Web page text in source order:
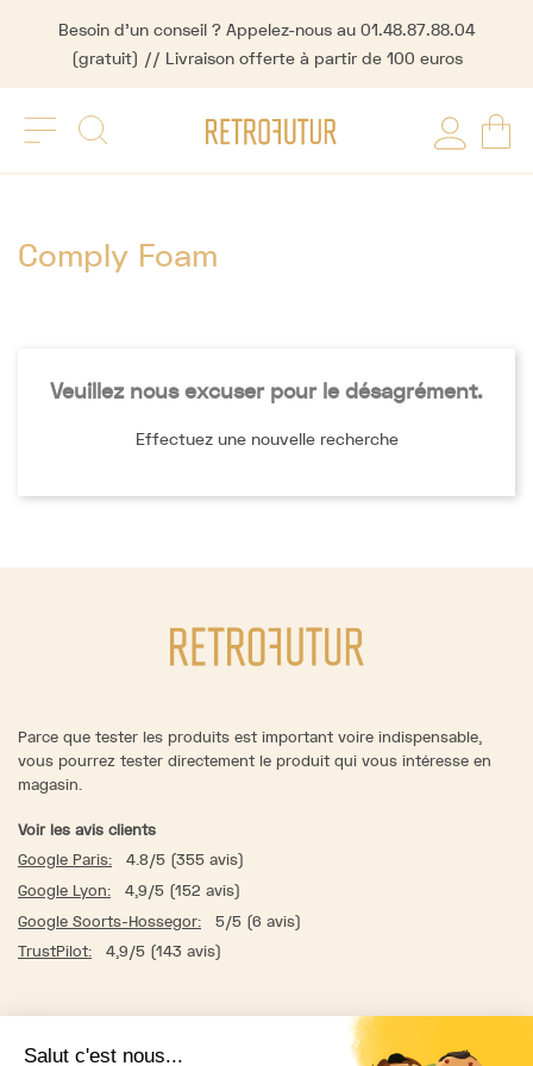
Besoin d'un conseil ? Appelez-nous au 01.48.87.88.04
(gratuit) // Livraison offerte à partir de 100 euros
Comply Foam
Veuillez nous excuser pour le désagrément.
Effectuez une nouvelle recherche
Parce que tester les produits est important voire indispensable,
vous pourrez tester directement le produit qui vous intéresse en
magasin.
Voir les avis clients
Google Paris:
4.8/5 (355 avis)
Google Lyon:
4,9/5 (152 avis)
Google Soorts-Hossegor:
5/5 (6 avis)
TrustPilot:
4,9/5 (143 avis)